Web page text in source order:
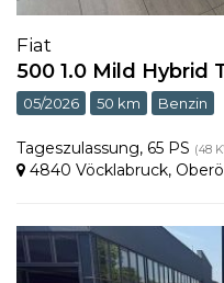
Fiat
500 1.0 Mild Hybrid
05/2026 50 km Benzin
Tageszulassung, 65 PS (48
4840 Vöcklabruck,